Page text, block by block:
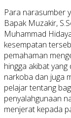
Para narasumber
Bapak Muzakir,
Muhammad
kesempatan
pemahaman
hingga akibat
narkoba dan juga
pelajar tentang
penyalahgunaan
menjerat kepada